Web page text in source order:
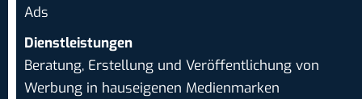
Ads
Dienstleistungen
Beratung, Erstellung und Veröffentlichung von
Werbung in hauseigenen Medienmarken